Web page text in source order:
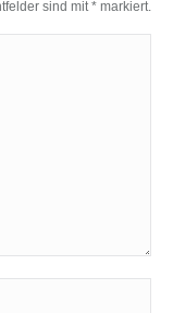
sind mit* markiert.